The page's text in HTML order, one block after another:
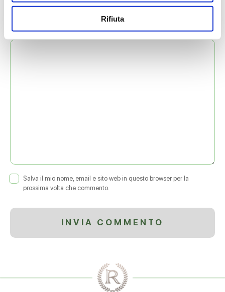
Rifiuta
COMMENTO*
Salva il mio nome, email e sito web in questo browser per la
prossima volta che commento.